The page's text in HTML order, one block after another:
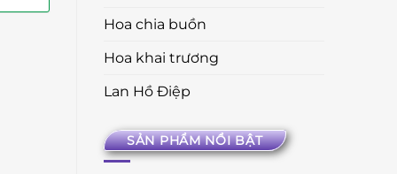
Hoa chia buồn
Hoa khai trương
Lan Hồ Điệp
SẢN PHẨM NỔI BẬT